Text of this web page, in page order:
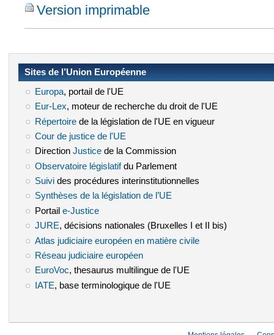
Version imprimable
Sites de l’Union Européenne
Europa(le lien est externe)
, portail de l'UE
Eur-Lex(le lien est externe)
, moteur de recherche du droit de l'UE
Répertoire(le lien est externe)
de la législation de l'UE en vigueur
Cour de justice de l'UE
Direction Justice(le lien est externe)
de la Commission
Observatoire législatif(le lien est externe)
du Parlement
Suivi(le lien est externe)
des procédures interinstitutionnelles
Synthèses de la législation de l’UE
Portail e-Justice(le lien est externe)
JURE(le lien est externe)
, décisions nationales (Bruxelles I et II bis)
Atlas judiciaire européen en matière civile(le lien est externe)
Réseau judiciaire européen(le lien est externe)
EuroVoc(le lien est externe)
, thesaurus multilingue de l'UE
IATE (le lien est externe)
, base terminologique de l'UE